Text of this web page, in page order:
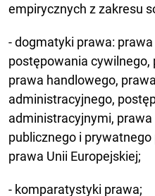
empirycznych z zakresu
- dogmatyki prawa:
postępowania cywilnego,
prawa handlowego,
administracyjnego,
administracyjnymi,
publicznego i
prawa Unii Europejskiej;
- komparatystyki prawa;